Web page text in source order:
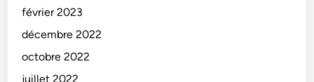
février 2023
décembre 2022
octobre 2022
juillet 2022